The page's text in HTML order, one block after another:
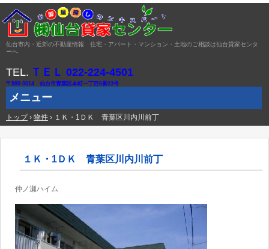
仙台市内・近郊の不動産情報 住宅・アパート・マンション・土地のご相談は仙台貸家センタ
ーへ
TEL. ＴＥＬ 022-224-4501
〒980-0014 仙台市青葉区本町一丁目6番23号
メニュー
コ
ン
キ
ッ
プ
トップ › 物件 › １Ｋ・1ＤＫ 青葉区川内川前丁
１Ｋ・1ＤＫ 青葉区川内川前丁
仲ノ瀬ハイム